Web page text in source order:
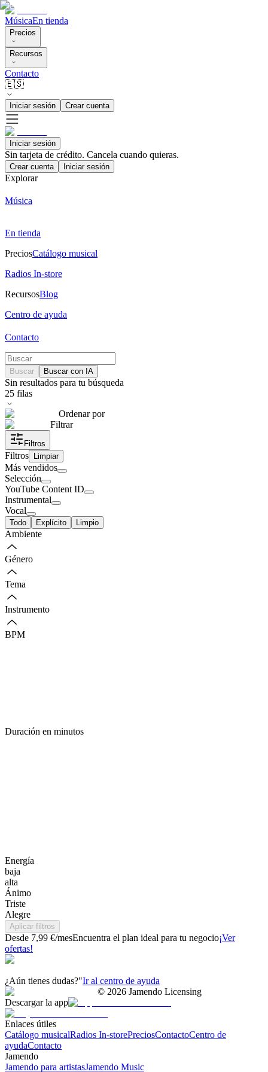
MúsicaEn tienda
Precios
Recursos
Contacto
🇪🇸
Iniciar sesión Crear cuenta
Iniciar sesión
Sin tarjeta de crédito. Cancela cuando quieras.
Crear cuenta Iniciar sesión
Explorar
Música
En tienda
PreciosCatálogo musical
Radios In-store
RecursosBlog
Centro de ayuda
Contacto
Buscar Buscar con IA
Sin resultados para tu búsqueda
25 filas
Ordenar por
Filtrar
Filtros
Filtros Limpiar
Más vendidos
Selección
YouTube Content ID
Instrumental
Vocal
Todo Explícito Limpio
Ambiente
Género
Tema
Instrumento
BPM
Duración en minutos
Energía
baja
alta
Ánimo
Triste
Alegre
Aplicar filtros
Desde 7,99 €/mesEncuentra el plan ideal para tu negocio¡Ver
ofertas!
¿Aún tienes dudas?"Ir al centro de ayuda
© 2026 Jamendo Licensing
Descargar la app
Enlaces útiles
Catálogo musicalRadios In-storePreciosContactoCentro de
ayudaContacto
Jamendo
Jamendo para artistasJamendo Music